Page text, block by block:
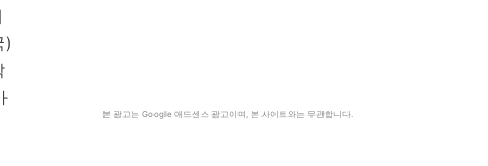
)
본 광고는 Google 애드센스 광고이며, 본 사이트와는 무관합니다.